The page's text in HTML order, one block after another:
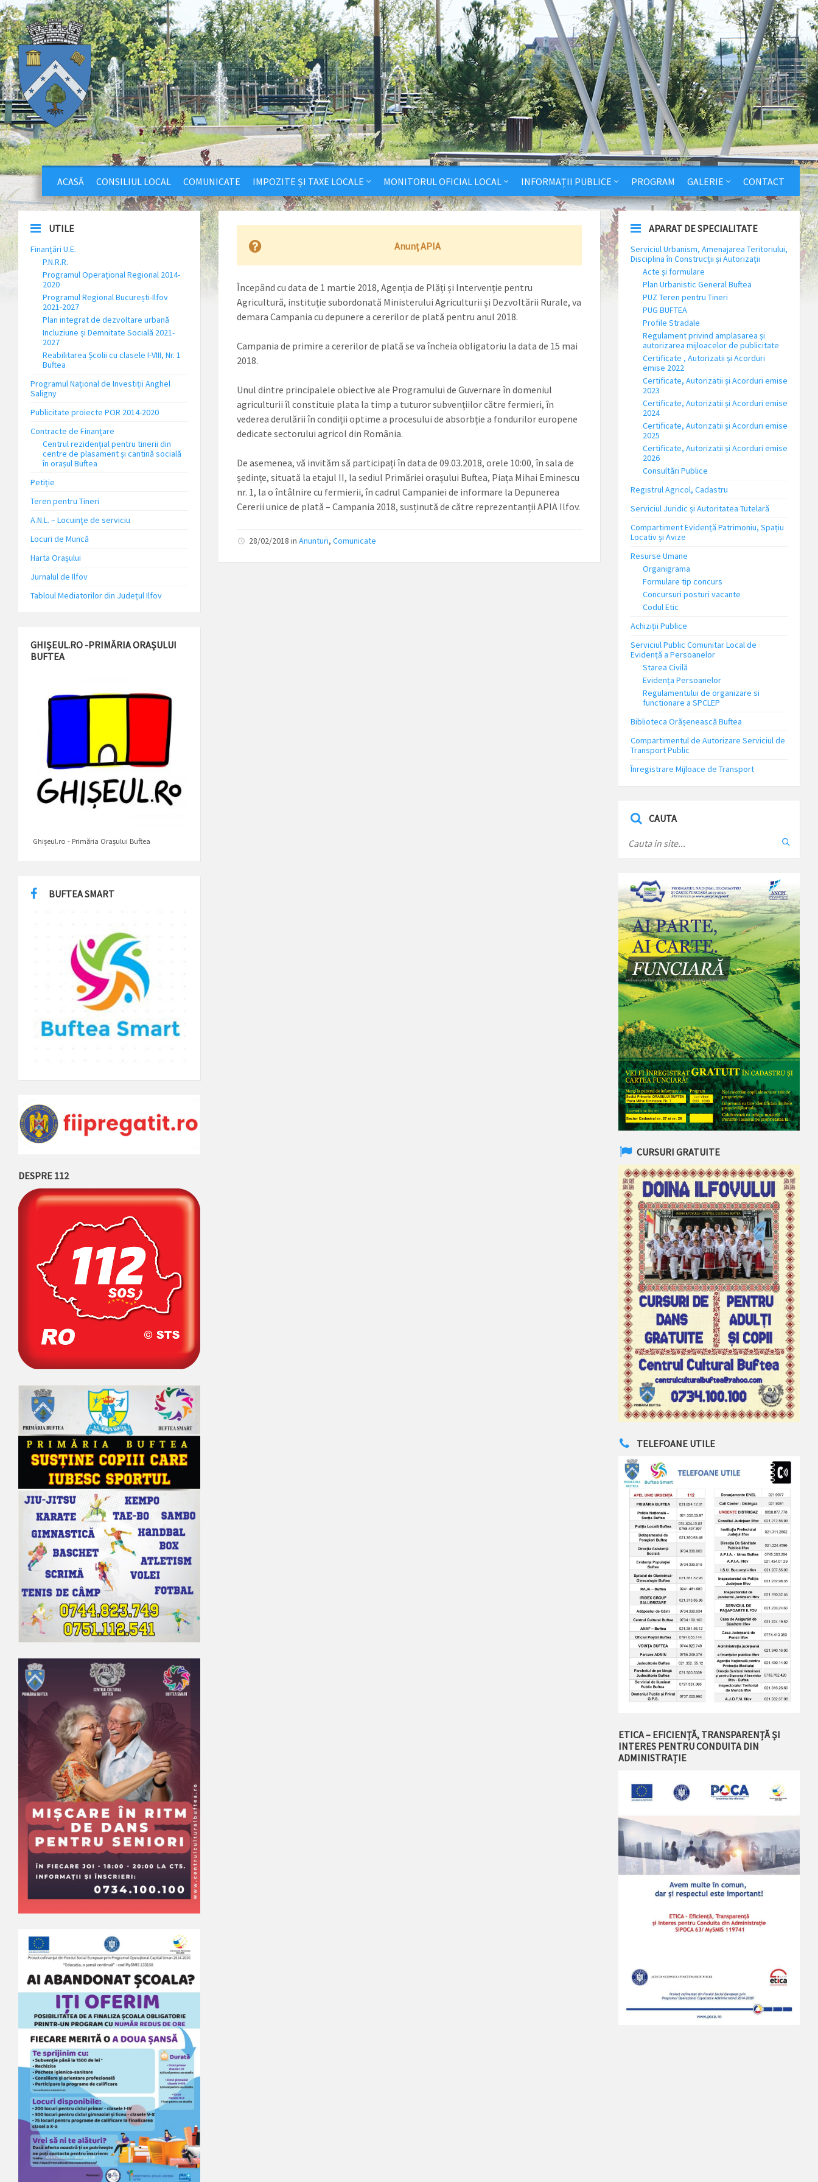
ACASĂ CONSILIUL LOCAL COMUNICATE IMPOZITE ȘI TAXE LOCALE MONITORUL OFICIAL LOCAL INFORMAȚII PUBLICE PROGRAM GALERIE CONTACT
Anunț APIA
Începând cu data de 1 martie 2018, Agenția de Plăți și Intervenție pentru
Agricultură, instituție subordonată Ministerului Agriculturii și Dezvoltării Rurale, va
demara Campania cu depunere a cererilor de plată pentru anul 2018.
Campania de primire a cererilor de plată se va încheia obligatoriu la data de 15 mai
2018.
Unul dintre principalele obiective ale Programului de Guvernare în domeniul
agriculturii îl constituie plata la timp a tuturor subvențiilor către fermieri, în
vederea derulării în condiții optime a procesului de absorbție a fondurilor europene
dedicate sectorului agricol din România.
De asemenea, vă invităm să participați în data de 09.03.2018, orele 10:00, în sala de
ședințe, situată la etajul II, la sediul Primăriei orașului Buftea, Piața Mihai Eminescu
nr. 1, la o întâlnire cu fermierii, în cadrul Campaniei de informare la Depunerea
Cererii unice de plată – Campania 2018, susținută de către reprezentanții APIA Ilfov.
28/02/2018 in Anunturi, Comunicate
UTILE
Finanțări U.E.
P.N.R.R.
Programul Operațional Regional 2014-
2020
Programul Regional București-Ilfov
2021-2027
Plan integrat de dezvoltare urbană
Incluziune și Demnitate Socială 2021-
2027
Reabilitarea Școlii cu clasele I-VIII, Nr. 1
Buftea
Programul Național de Investiții Anghel
Saligny
Publicitate proiecte POR 2014-2020
Contracte de Finanțare
Centrul rezidențial pentru tinerii din
centre de plasament și cantină socială
în orașul Buftea
Petiție
Teren pentru Tineri
A.N.L. – Locuinţe de serviciu
Locuri de Muncă
Harta Orașului
Jurnalul de Ilfov
Tabloul Mediatorilor din Județul Ilfov
GHIȘEUL.RO -PRIMĂRIA ORAȘULUI
BUFTEA
Ghișeul.ro - Primăria Orașului Buftea
BUFTEA SMART
DESPRE 112
APARAT DE SPECIALITATE
Serviciul Urbanism, Amenajarea Teritoriului,
Disciplina în Construcții și Autorizații
Acte și formulare
Plan Urbanistic General Buftea
PUZ Teren pentru Tineri
PUG BUFTEA
Profile Stradale
Regulament privind amplasarea și
autorizarea mijloacelor de publicitate
Certificate , Autorizatii și Acorduri
emise 2022
Certificate, Autorizatii și Acorduri emise
2023
Certificate, Autorizatii și Acorduri emise
2024
Certificate, Autorizatii și Acorduri emise
2025
Certificate, Autorizatii și Acorduri emise
2026
Consultări Publice
Registrul Agricol, Cadastru
Serviciul Juridic și Autoritatea Tutelară
Compartiment Evidență Patrimoniu, Spațiu
Locativ și Avize
Resurse Umane
Organigrama
Formulare tip concurs
Concursuri posturi vacante
Codul Etic
Achiziții Publice
Serviciul Public Comunitar Local de
Evidență a Persoanelor
Starea Civilă
Evidența Persoanelor
Regulamentului de organizare si
functionare a SPCLEP
Biblioteca Orășenească Buftea
Compartimentul de Autorizare Serviciul de
Transport Public
Înregistrare Mijloace de Transport
CAUTA
CURSURI GRATUITE
TELEFOANE UTILE
ETICA – EFICIENȚĂ, TRANSPARENȚĂ ȘI
INTERES PENTRU CONDUITA DIN
ADMINISTRAȚIE